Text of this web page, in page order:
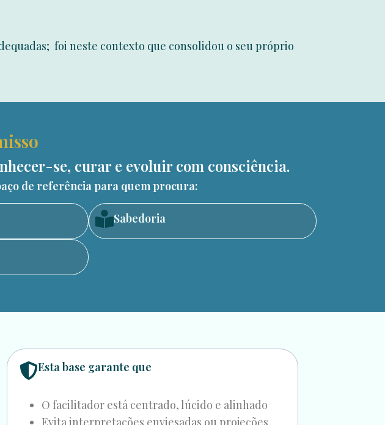
foi neste contexto que consolidou o seu próprio
se, curar e evoluir com consciência.
de referência para quem procura:
Sabedoria
Esta base garante que
O facilitador está centrado, lúcido e alinhado
Evita interpretações enviesadas ou projeções